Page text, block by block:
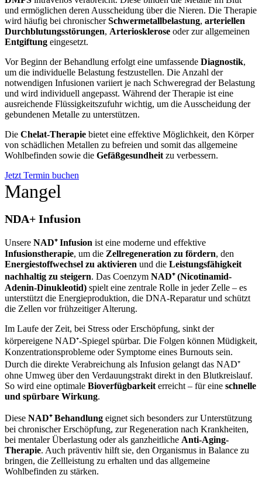
und ermöglichen deren Ausscheidung über die Nieren. Die Therapie
wird häufig bei chronischerSchwermetallbelastung, arteriellen
Durchblutungsstörungen, Arteriosklerose oder zur allgemeinen
Entgiftung eingesetzt.
Vor Beginn der Behandlung erfolgt eine umfassende Diagnostik,
um die individuelle Belastung festzustellen. Die Anzahl der
notwendigen Infusionen variiert je nach Schweregrad der Belastung
und wird individuell angepasst. Während der Therapie ist eine
ausreichende Flüssigkeitszufuhr wichtig, um die Ausscheidung der
gebundenen Metalle zu unterstützen.
Die Chelat-Therapie bietet eine effektive Möglichkeit, den Körper
von schädlichen Metallen zu befreien und somit das allgemeine
Wohlbefinden sowie die Gefäßgesundheit zu verbessern.
Jetzt Termin buchen
Mangel
NDA+ Infusion
Unsere NAD⁺ Infusion ist eine moderne und effektive
Infusionstherapie, um die Zellregeneration zu fördern, den
Energiestoffwechsel zu aktivieren und die Leistungsfähigkeit
nachhaltig zu steigern. Das Coenzym NAD⁺ (Nicotinamid-
Adenin-Dinukleotid) spielt eine zentrale Rolle in jeder Zelle – es
unterstützt die Energieproduktion, die DNA-Reparatur und schützt
die Zellen vor frühzeitiger Alterung.
Im Laufe der Zeit, bei Stress oder Erschöpfung, sinkt der
körpereigene NAD⁺-Spiegel spürbar. Die Folgen können Müdigkeit,
Konzentrationsprobleme oder Symptome eines Burnouts sein.
Durch die direkte Verabreichung als Infusion gelangt das NAD⁺
ohne Umweg über den Verdauungstrakt direkt in den Blutkreislauf.
So wird eine optimale Bioverfügbarkeit erreicht – für eine schnelle
und spürbare Wirkung.
Diese NAD⁺ Behandlung eignet sich besonders zur Unterstützung
bei chronischer Erschöpfung, zur Regeneration nach Krankheiten,
bei mentaler Überlastung oder als ganzheitliche Anti-Aging-
Therapie. Auch präventiv hilft sie, den Organismus in Balance zu
bringen, die Zellleistung zu erhalten und das allgemeine
Wohlbefinden zu stärken.